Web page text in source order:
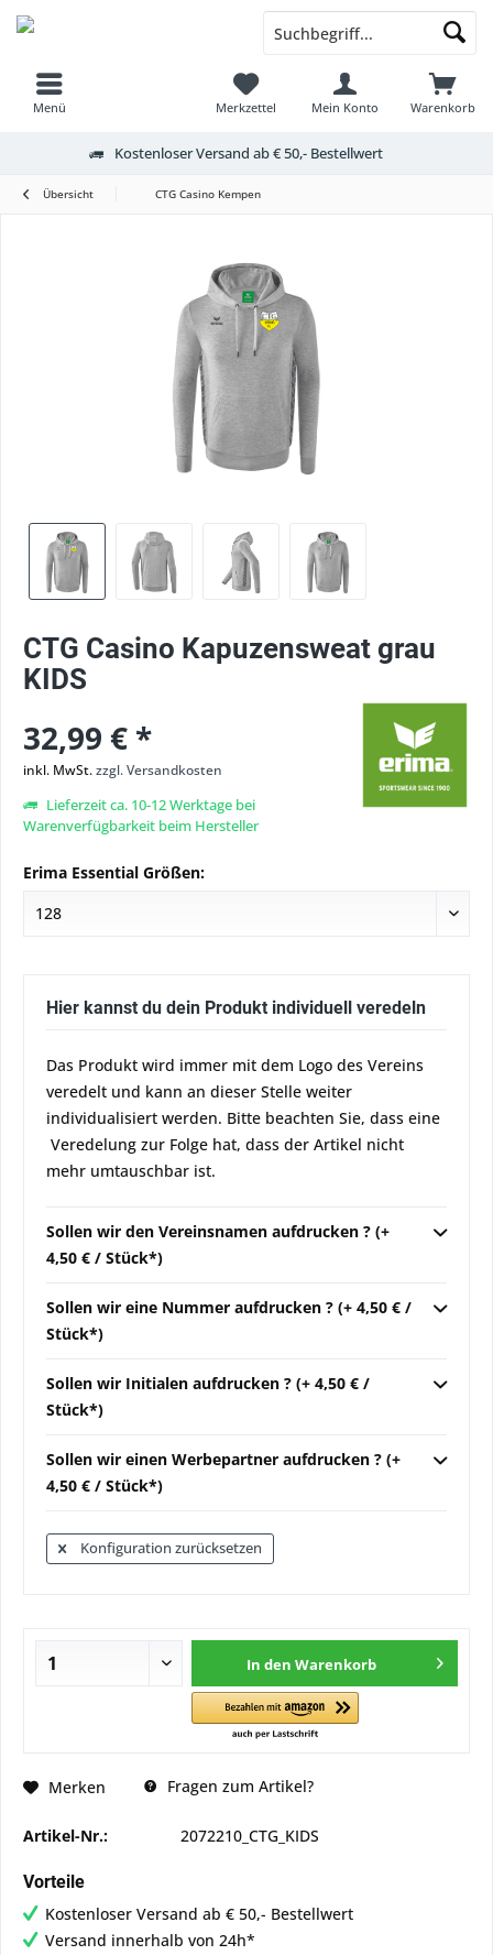
Menü Warenkorb
Merkzettel Mein Konto
Kostenloser Versand ab € 50,- Bestellwert
Übersicht CTG Casino Kempen
CTG Casino Kapuzensweat grau
KIDS
32,99 € *
inkl. MwSt.zzgl. Versandkosten
Lieferzeit ca. 10-12 Werktage bei
Warenverfügbarkeit beim Hersteller
Erima Essential Größen:
Hier kannst du dein Produkt individuell veredeln
Das Produkt wird immer mit dem Logo des Vereins
veredelt und kann an dieser Stelle weiter
individualisiert werden. Bitte beachten Sie, dass eine
Veredelung zur Folge hat, dass der Artikel nicht
mehr umtauschbar ist.
Sollen wir den Vereinsnamen aufdrucken ? (+
4,50 € / Stück*)
Sollen wir eine Nummer aufdrucken ? (+ 4,50 € /
Stück*)
Sollen wir Initialen aufdrucken ? (+ 4,50 € /
Stück*)
Sollen wir einen Werbepartner aufdrucken ? (+
4,50 € / Stück*)
Konfiguration zurücksetzen
In den Warenkorb
Merken Fragen zum Artikel?
Artikel-Nr.: 2072210_CTG_KIDS
Vorteile
Kostenloser Versand ab € 50,- Bestellwert
Versand innerhalb von 24h*